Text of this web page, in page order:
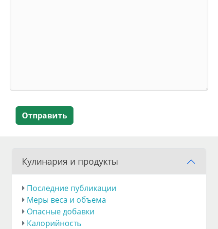
Отправить
Кулинария и продукты
Последние публикации
Меры веса и объема
Опасные добавки
Калорийность